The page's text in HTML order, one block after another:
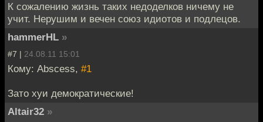
К сожалению жизнь таких недоделков ничему не
учит. Нерушим и вечен союз идиотов и подлецов.
hammerHL »
#7 | 24.08.11 15:01
Кому: Abscess, #1
Зато хуи демократические!
Altair32 »